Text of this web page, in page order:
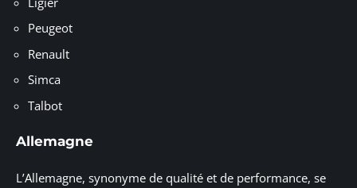
Peugeot
Renault
Simca
Talbot
Allemagne
L’Allemagne, synonyme de qualité et de performance, se